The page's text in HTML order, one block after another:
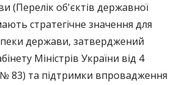
(Перелік об'єктів державної
стратегічне значення для
держави, затверджений
Міністрів України від 4
83) та підтримки впровадження